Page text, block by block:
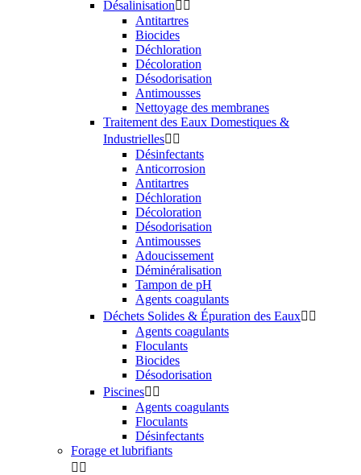
Désalinisation 
Antitartres
Biocides
Déchloration
Décoloration
Désodorisation
Antimousses
Nettoyage des membranes
Traitement des Eaux Domestiques &
Industrielles 
Désinfectants
Anticorrosion
Antitartres
Déchloration
Décoloration
Désodorisation
Antimousses
Adoucissement
Déminéralisation
Tampon de pH
Agents coagulants
Déchets Solides & Épuration des Eaux 
Agents coagulants
Floculants
Biocides
Désodorisation
Piscines 
Agents coagulants
Floculants
Désinfectants
Forage et lubrifiants
 